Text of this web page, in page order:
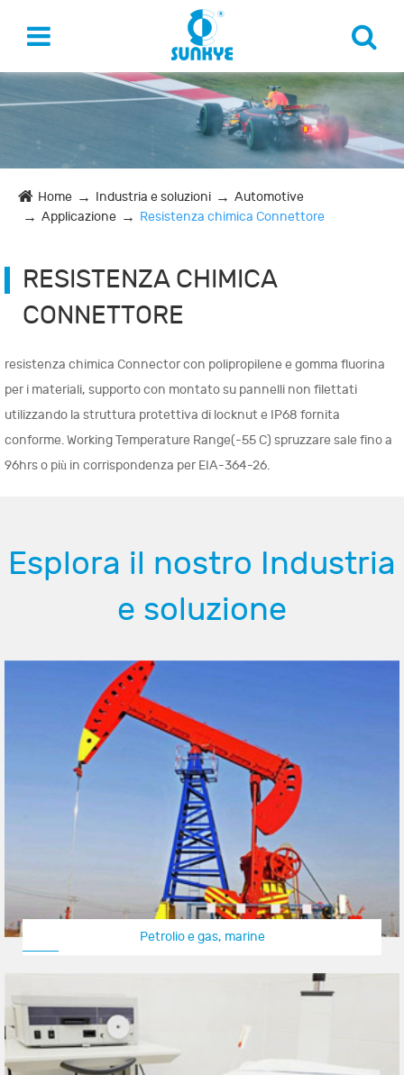
Home Industria e soluzioni
Automotive
Applicazione
Resistenza chimica Connettore
RESISTENZA CHIMICA
CONNETTORE
resistenza chimica Connector con polipropilene e gomma fluorina
per i materiali, supporto con montato su pannelli non filettati
utilizzando la struttura protettiva di locknut e IP68 fornita
conforme. Working Temperature Range(-55 C) spruzzare sale fino a
96hrs o più in corrispondenza per EIA-364-26.
Esplora il nostro Industria
e soluzione
Petrolio e gas, marine